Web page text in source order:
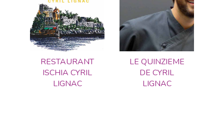
RESTAURANT
ISCHIA CYRIL
LIGNAC
LE QUINZIEME
DE CYRIL
LIGNAC